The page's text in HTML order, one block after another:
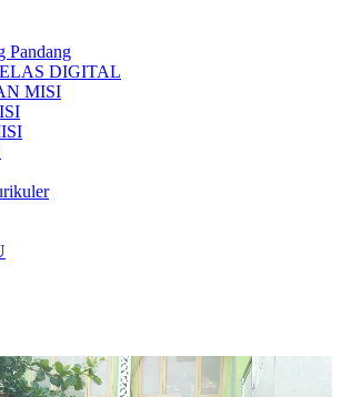
Media Ajar Berbasis Digital...
Raih Penghargaan MURI dari
Madrasah dan KTU MTsN 1
Jemaah Haji Pegawai Madrasah Terpadu...
Peringatan Hari Lahir Pancasila:
Pandang
DIGITAL
MISI